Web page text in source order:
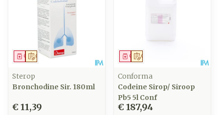
Op voorschrift
Geneesmiddel
Sterop
Bronchodine Sir. 180ml
€ 11,39
Op voorschrift
Geneesmiddel
Conforma
Codeine Sirop/ Siroop
Pb5 5l Conf
€ 187,94